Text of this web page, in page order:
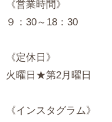
《営業時間》
９：30～18：30
《定休日》
火曜日★第2月曜日
《インスタグラム》